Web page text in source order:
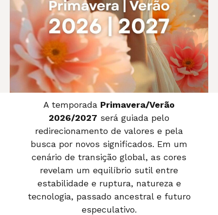
A temporada Primavera/Verão
2026/2027 será guiada pelo
redirecionamento de valores e pela
busca por novos significados. Em um
cenário de transição global, as cores
revelam um equilíbrio sutil entre
estabilidade e ruptura, natureza e
tecnologia, passado ancestral e futuro
especulativo.